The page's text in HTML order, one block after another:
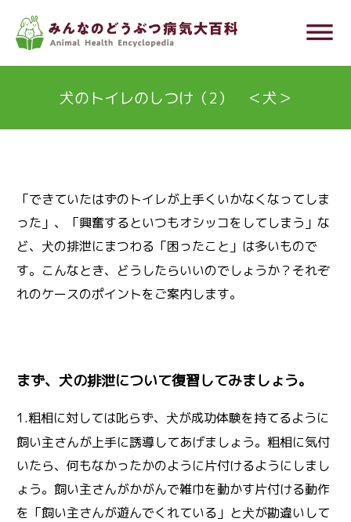
テ
dehaze
犬のトイレのしつけ（2） ＜犬＞
「できていたはずのトイレが上手くいかなくなってしま
った」、「興奮するといつもオシッコをしてしまう」な
ど、
犬の排泄にまつわる「困ったこと」は多いもので
す。こんなとき、どうしたらいいのでしょうか？それぞ
れのケースのポイントをご案内します。
まず、犬の排泄について復習してみましょう。
1.粗相に対しては叱らず、 犬が成功体験を持てるように
飼い主さんが上手に誘導してあげましょう。粗相に気付
いたら、何もなかったかのように片付けるようにしまし
ょう。飼い主さんがかがんで雑巾を動かす片付ける動作
を「飼い主さんが遊んでくれている」と犬が勘違いして